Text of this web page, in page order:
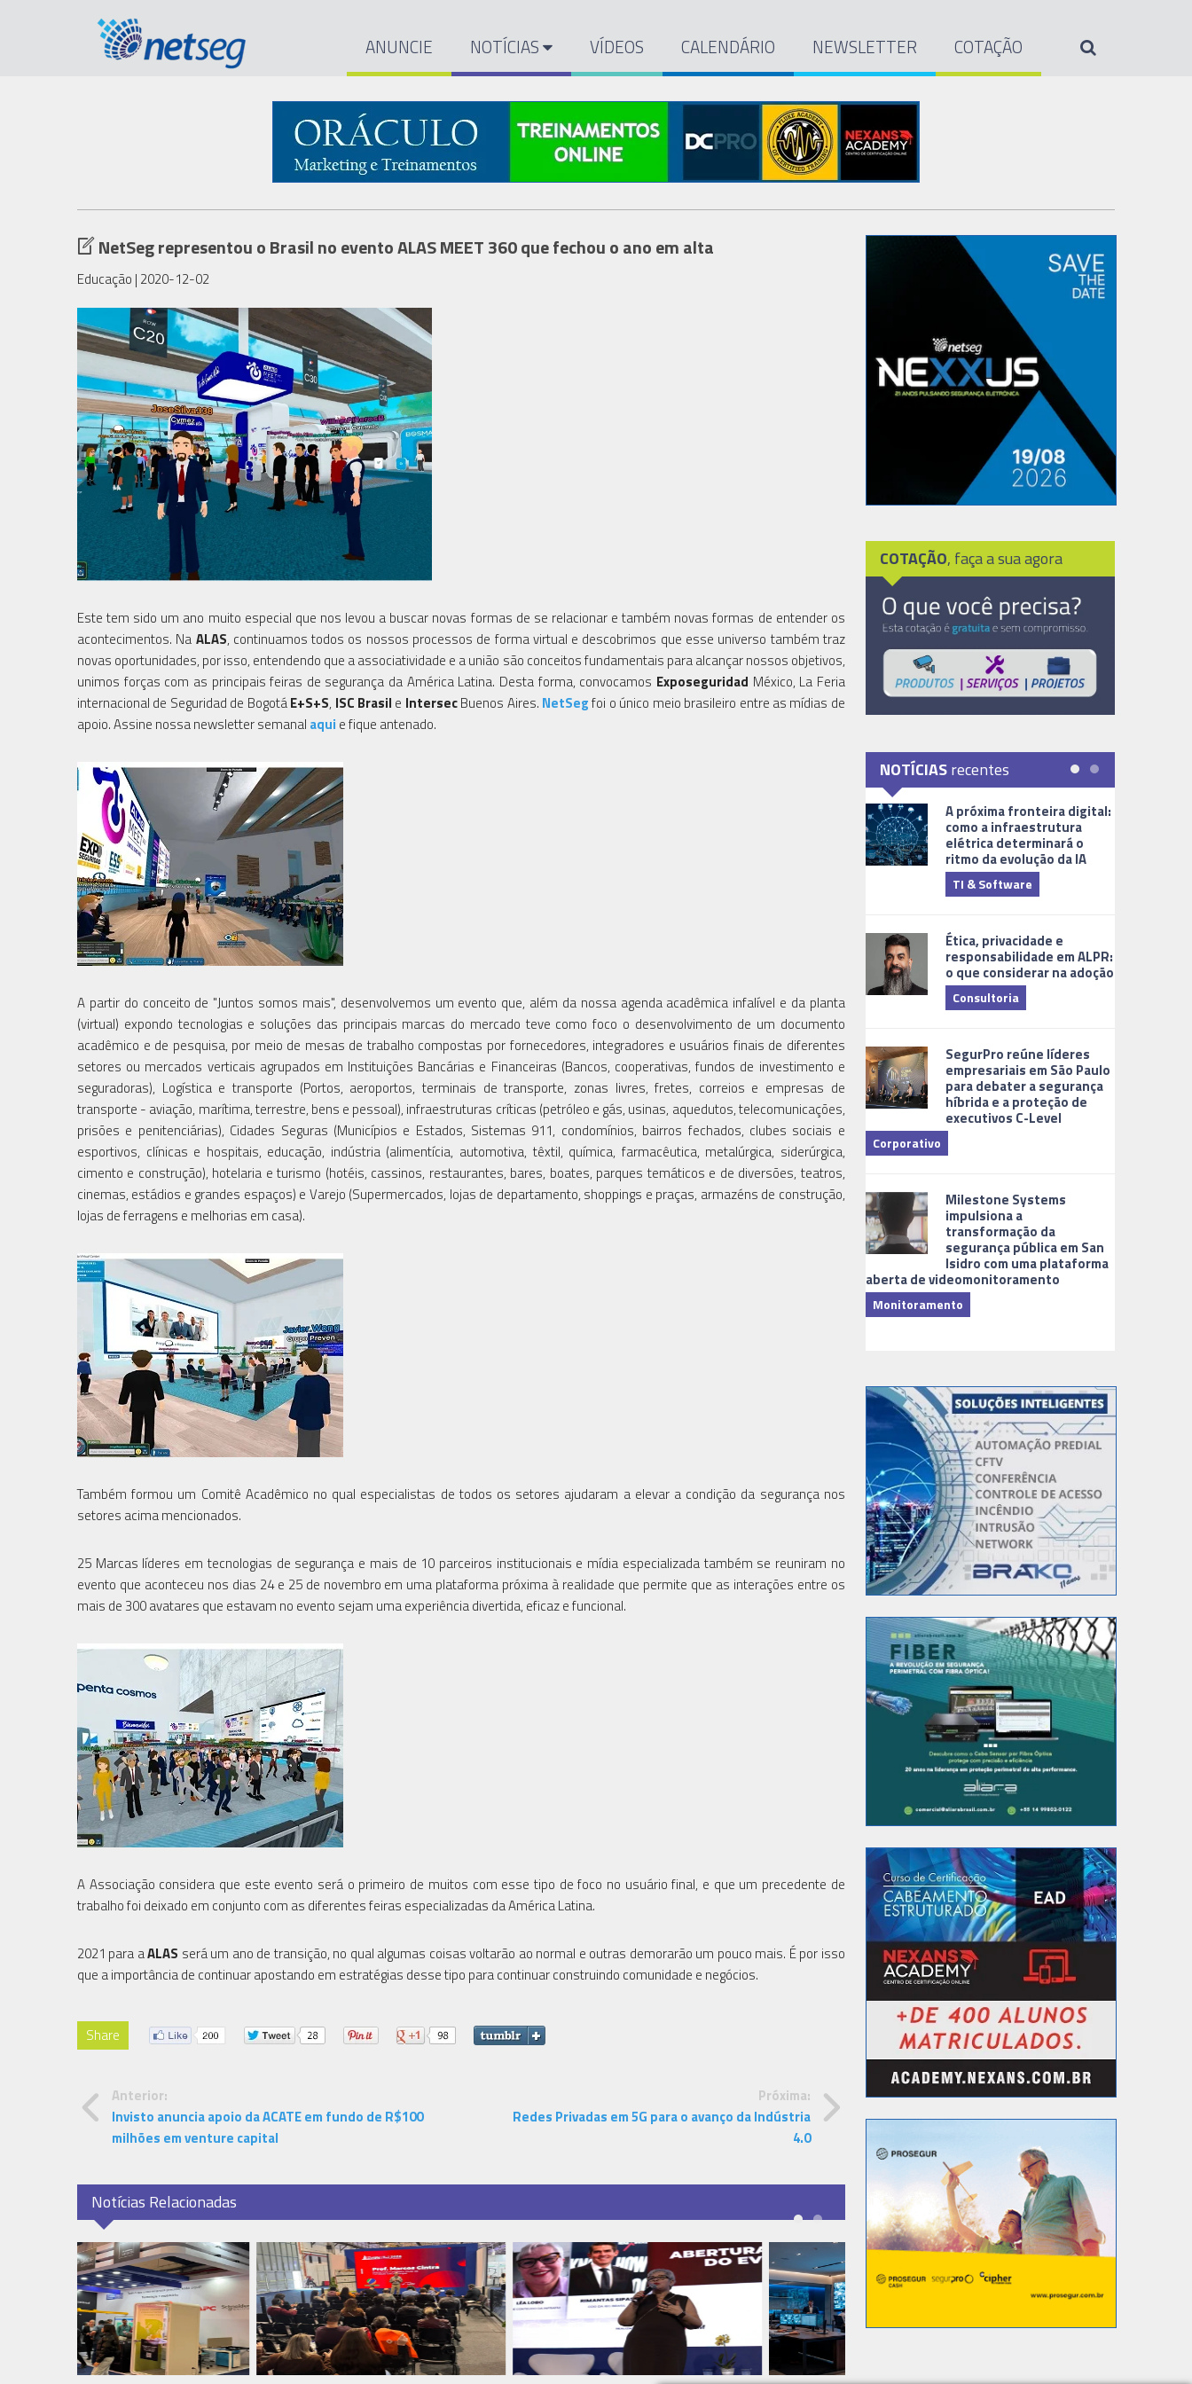
ANUNCIE NOTÍCIAS VÍDEOS CALENDÁRIO NEWSLETTER COTAÇÃO
NetSeg representou o Brasil no evento ALAS MEET 360 que fechou o ano em alta
Educação | 2020-12-02
Este tem sido um ano muito especial que nos levou a buscar novas formas de se relacionar e também novas formas de entender os
acontecimentos. Na ALAS, continuamos todos os nossos processos de forma virtual e descobrimos que esse universo também traz
novas oportunidades, por isso, entendendo que a associatividade e a união são conceitos fundamentais para alcançar nossos objetivos,
unimos forças com as principais feiras de segurança da América Latina. Desta forma, convocamos Exposeguridad México, La Feria
internacional de Seguridad de BogotáE+S+S, ISC Brasil e IntersecBuenos Aires. NetSegfoi o único meio brasileiro entre as mídias de
apoio. Assine nossa newsletter semanal aqui e fique antenado.
A partir do conceito de "Juntos somos mais", desenvolvemos um evento que, além da nossa agenda acadêmica infalível e da planta
(virtual) expondo tecnologias e soluções das principais marcas do mercado teve como foco o desenvolvimento de um documento
acadêmico e de pesquisa, por meio de mesas de trabalho compostas por fornecedores, integradores e usuários finais de diferentes
setores ou mercados verticais agrupados em Instituições Bancárias e Financeiras (Bancos, cooperativas, fundos de investimento e
seguradoras), Logística e transporte (Portos, aeroportos, terminais de transporte, zonas livres, fretes, correios e empresas de
transporte - aviação, marítima, terrestre, bens e pessoal), infraestruturas críticas (petróleo e gás, usinas, aquedutos, telecomunicações,
prisões e penitenciárias), Cidades Seguras (Municípios e Estados, Sistemas 911, condomínios, bairros fechados, clubes sociais e
esportivos, clínicas e hospitais, educação, indústria (alimentícia, automotiva, têxtil, química, farmacêutica, metalúrgica, siderúrgica,
cimento e construção), hotelaria e turismo (hotéis, cassinos, restaurantes, bares, boates, parques temáticos e de diversões, teatros,
cinemas, estádios e grandes espaços) e Varejo (Supermercados, lojas de departamento, shoppings e praças, armazéns de construção,
lojas de ferragens e melhorias em casa).
Também formou um Comitê Acadêmico no qual especialistas de todos os setores ajudaram a elevar a condição da segurança nos
setores acima mencionados.
25 Marcas líderes em tecnologias de segurança e mais de 10 parceiros institucionais e mídia especializada também se reuniram no
evento que aconteceu nos dias 24 e 25 de novembro em uma plataforma próxima à realidade que permite que as interações entre os
mais de 300 avatares que estavam no evento sejam uma experiência divertida, eficaz e funcional.
A Associação considera que este evento será o primeiro de muitos com esse tipo de foco no usuário final, e que um precedente de
trabalho foi deixado em conjunto com as diferentes feiras especializadas da América Latina.
2021 para aALAS será um ano de transição, no qual algumas coisas voltarão ao normal e outras demorarão um pouco mais. É por isso
que a importância de continuar apostando em estratégias desse tipo para continuar construindo comunidade e negócios.
Share
Anterior:
Invisto anuncia apoio da ACATE em fundo de R$100
milhões em venture capital
Próxima:
Redes Privadas em 5G para o avanço da Indústria
4.0
Notícias Relacionadas
COTAÇÃO, faça a sua agora
NOTÍCIASrecentes
A próxima fronteira digital:
como a infraestrutura
elétrica determinará o
ritmo da evolução da IA
TI & Software
Ética, privacidade e
responsabilidade em ALPR:
o que considerar na adoção
Consultoria
SegurPro reúne líderes
empresariais em São Paulo
para debater a segurança
híbrida e a proteção de
executivos C-Level
Corporativo
Milestone Systems
impulsiona a
transformação da
segurança pública em San
Isidro com uma plataforma
aberta de videomonitoramento
Monitoramento